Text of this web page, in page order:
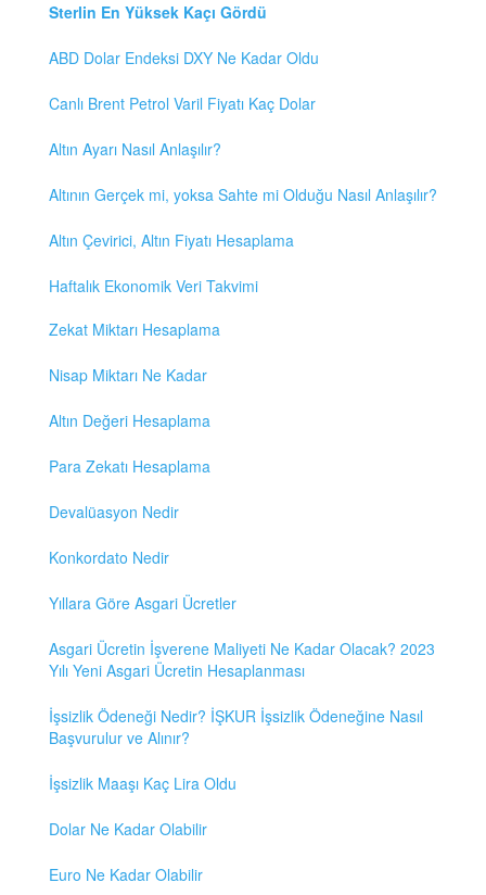
Sterlin En Yüksek Kaçı Gördü
ABD Dolar Endeksi DXY Ne Kadar Oldu
Canlı Brent Petrol Varil Fiyatı Kaç Dolar
Altın Ayarı Nasıl Anlaşılır?
Altının Gerçek mi, yoksa Sahte mi Olduğu Nasıl Anlaşılır?
Altın Çevirici, Altın Fiyatı Hesaplama
Haftalık Ekonomik Veri Takvimi
Zekat Miktarı Hesaplama
Nisap Miktarı Ne Kadar
Altın Değeri Hesaplama
Para Zekatı Hesaplama
Devalüasyon Nedir
Konkordato Nedir
Yıllara Göre Asgari Ücretler
Asgari Ücretin İşverene Maliyeti Ne Kadar Olacak? 2023
Yılı Yeni Asgari Ücretin Hesaplanması
İşsizlik Ödeneği Nedir? İŞKUR İşsizlik Ödeneğine Nasıl
Başvurulur ve Alınır?
İşsizlik Maaşı Kaç Lira Oldu
Dolar Ne Kadar Olabilir
Euro Ne Kadar Olabilir